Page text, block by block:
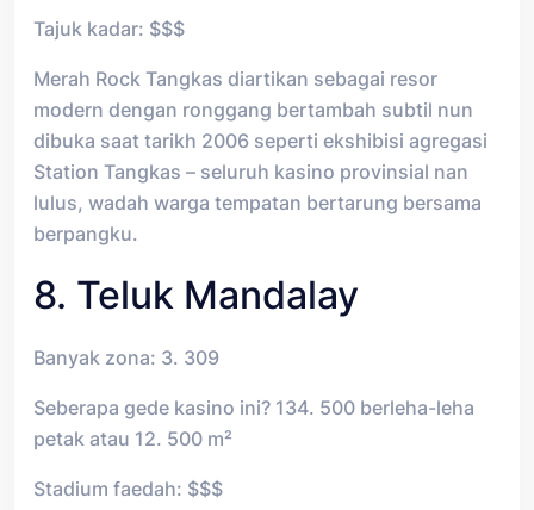
Tajuk kadar: $$$
Merah Rock Tangkas diartikan sebagai resor
modern dengan ronggang bertambah subtil nun
dibuka saat tarikh 2006 seperti ekshibisi agregasi
Station Tangkas – seluruh kasino provinsial nan
lulus, wadah warga tempatan bertarung bersama
berpangku.
8. Teluk Mandalay
Banyak zona: 3. 309
Seberapa gede kasino ini? 134. 500 berleha-leha
petak atau 12. 500 m²
Stadium faedah: $$$